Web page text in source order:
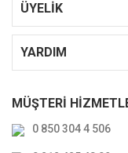
ÜYELİK
YARDIM
MÜŞTERİ
0 850 304 4 506